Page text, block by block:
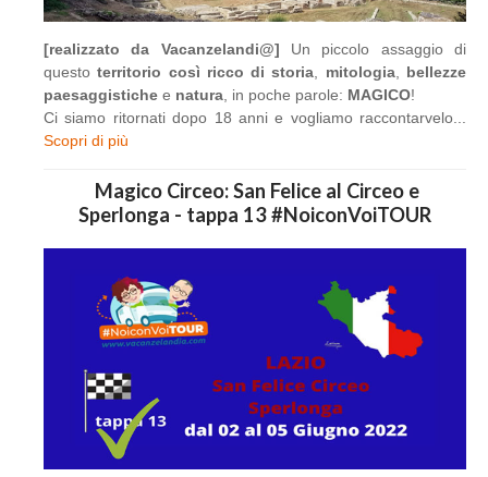
[realizzato da Vacanzelandi@] Un piccolo assaggio di
questoterritorio così ricco di storia, mitologia, bellezze
paesaggistiche e natura, in poche parole: MAGICO!
Ci siamo ritornati dopo 18 anni e vogliamo raccontarvelo...
Scopri di più
Magico Circeo: San Felice al Circeo e
Sperlonga - tappa 13 #NoiconVoiTOUR